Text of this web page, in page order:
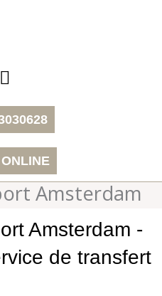
Amsterdam
Amsterdam -
de transfert